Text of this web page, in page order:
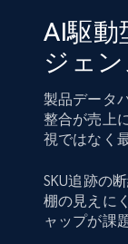
AI駆動
ジェ
製品データ
整合が売上
視ではなく
SKU追跡の
棚の見えに
ャップが課